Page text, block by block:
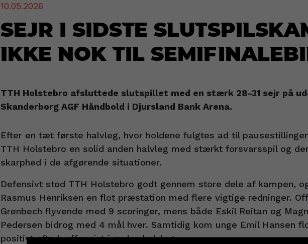
10.05.2026
Sejr i sidste
ikke nok til
TTH Holstebro afsluttede slutspillet med en stærk 28-31 sejr på
Skanderborg AGF Håndbold i Djursland Bank Arena.
Efter en tæt første halvleg, hvor holdene fulgtes ad til
TTH Holstebro en solid anden halvleg med stærkt forsvarsspil og
skarphed i de afgørende situationer.
Defensivt stod TTH Holstebro godt gennem store dele af kampen,
Rasmus Henriksen en flot præstation med flere vigtige redninger.
Grønbech flyvende med 9 scoringer, mens både Eskil Reitan og
Pedersen bidrog med 4 mål hver. Samtidig kom unge Emil Hansen
positivt aftryk offensivt i anden halvleg.